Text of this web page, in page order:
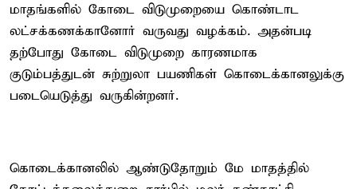
மாதங்களில் கோடை விடுமுறையை கொண்டாட
லட்சக்கணக்கானோர் வருவது வழக்கம். அதன்படி
தற்போது கோடை விடுமுறை காரணமாக
குடும்பத்துடன் சுற்றுலா பயணிகள் கொடைக்கானலுக்கு
படையெடுத்து வருகின்றனர்.
கொடைக்கானலில் ஆண்டுதோறும் மே மாதத்தில்